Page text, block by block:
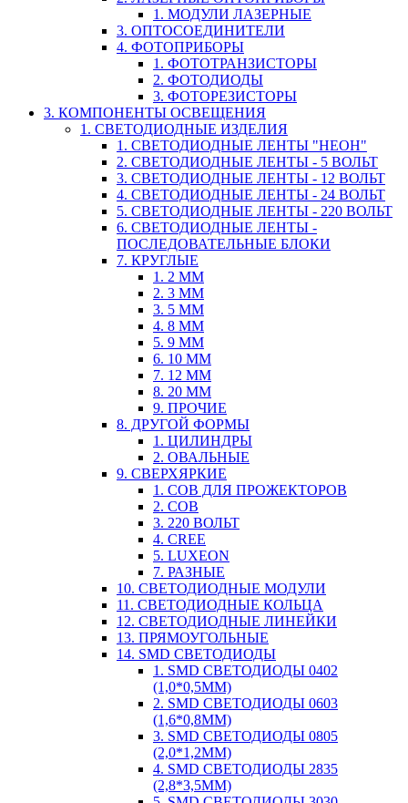
1. МОДУЛИ ЛАЗЕРНЫЕ
3. ОПТОСОЕДИНИТЕЛИ
4. ФОТОПРИБОРЫ
1. ФОТОТРАНЗИСТОРЫ
2. ФОТОДИОДЫ
3. ФОТОРЕЗИСТОРЫ
3. КОМПОНЕНТЫ ОСВЕЩЕНИЯ
1. СВЕТОДИОДНЫЕ ИЗДЕЛИЯ
1. СВЕТОДИОДНЫЕ ЛЕНТЫ "НЕОН"
2. СВЕТОДИОДНЫЕ ЛЕНТЫ - 5 ВОЛЬТ
3. СВЕТОДИОДНЫЕ ЛЕНТЫ - 12 ВОЛЬТ
4. СВЕТОДИОДНЫЕ ЛЕНТЫ - 24 ВОЛЬТ
5. СВЕТОДИОДНЫЕ ЛЕНТЫ - 220 ВОЛЬТ
6. СВЕТОДИОДНЫЕ ЛЕНТЫ -
ПОСЛЕДОВАТЕЛЬНЫЕ БЛОКИ
7. КРУГЛЫЕ
1. 2 ММ
2. 3 ММ
3. 5 ММ
4. 8 ММ
5. 9 ММ
6. 10 ММ
7. 12 ММ
8. 20 ММ
9. ПРОЧИЕ
8. ДРУГОЙ ФОРМЫ
1. ЦИЛИНДРЫ
2. ОВАЛЬНЫЕ
9. СВЕРХЯРКИЕ
1. COB ДЛЯ ПРОЖЕКТОРОВ
2. COB
3. 220 ВОЛЬТ
4. CREE
5. LUXEON
7. РАЗНЫЕ
10. СВЕТОДИОДНЫЕ МОДУЛИ
11. СВЕТОДИОДНЫЕ КОЛЬЦА
12. СВЕТОДИОДНЫЕ ЛИНЕЙКИ
13. ПРЯМОУГОЛЬНЫЕ
14. SMD СВЕТОДИОДЫ
1. SMD СВЕТОДИОДЫ 0402
(1,0*0,5ММ)
2. SMD СВЕТОДИОДЫ 0603
(1,6*0,8ММ)
3. SMD СВЕТОДИОДЫ 0805
(2,0*1,2ММ)
4. SMD СВЕТОДИОДЫ 2835
(2,8*3,5ММ)